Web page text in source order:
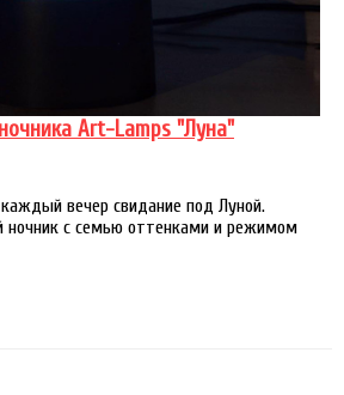
Art-Lamps "Луна"
вечер свидание под Луной.
ночник с семью оттенками и режимом